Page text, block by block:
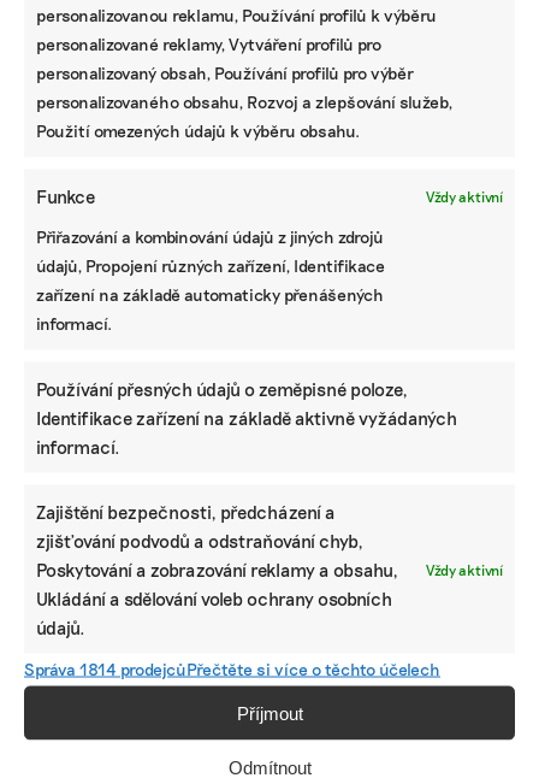
personalizovanou reklamu, Používání profilů k výběru
personalizované reklamy, Vytváření profilů pro
personalizovaný obsah, Používání profilů pro výběr
personalizovaného obsahu, Rozvoj a zlepšování služeb,
Použití omezených údajů k výběru obsahu.
Funkce Vždy aktivní
Přiřazování a kombinování údajů z jiných zdrojů
údajů, Propojení různých zařízení, Identifikace
zařízení na základě automaticky přenášených
informací.
Používání přesných údajů o zeměpisné poloze,
Identifikace zařízení na základě aktivně vyžádaných
informací.
Zajištění bezpečnosti, předcházení a
zjišťování podvodů a odstraňování chyb,
Poskytování a zobrazování reklamy a obsahu,
Ukládání a sdělování voleb ochrany osobních
údajů.
Vždy aktivní
Správa 1814 prodejcůPřečtěte si více o těchto účelech
Příjmout
Odmítnout
PRÁCE, KTERÁ ZLEPŠÍ SVĚT
mutualus
Stáž: právnička nebo právník v oblasti